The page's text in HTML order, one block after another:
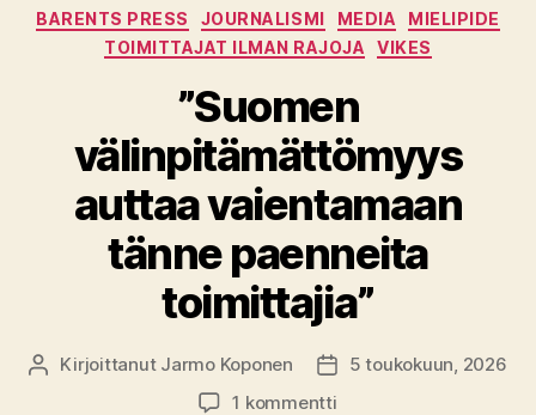
Kategoriat
BARENTS PRESS JOURNALISMI MEDIA
MIELIPIDE
TOIMITTAJAT ILMAN RAJOJA
VIKES
”Suomen
välinpitämättömyys
auttaa vaientamaan
tänne paenneita
toimittajia”
Kirjoittaja
Kirjoittanut Jarmo Koponen Julkaisupäivämäärä
5 toukokuun, 2026
1 kommenttiartikkeliin